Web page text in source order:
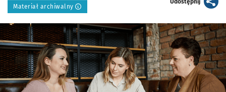
Materiał archiwalny
Udostępnij
Kliknij, aby powiększyć